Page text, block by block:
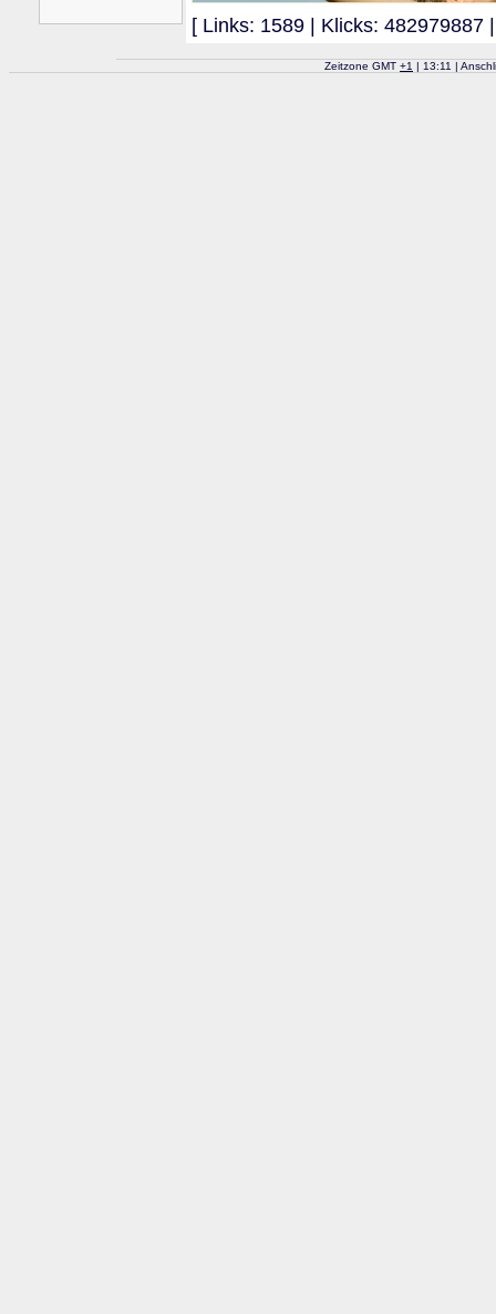
[ Links: 1589 | Klicks: 482979887
Zeitzone GMT +1 | 13:11 |